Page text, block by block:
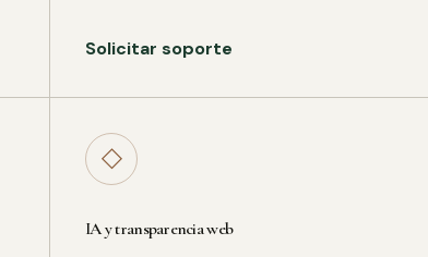
Solicitar soporte
◇
IA y transparencia web